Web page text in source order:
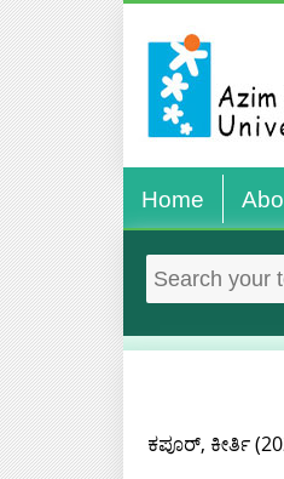
Home
ಕಪೂರ್, ಕೀರ್ತಿ